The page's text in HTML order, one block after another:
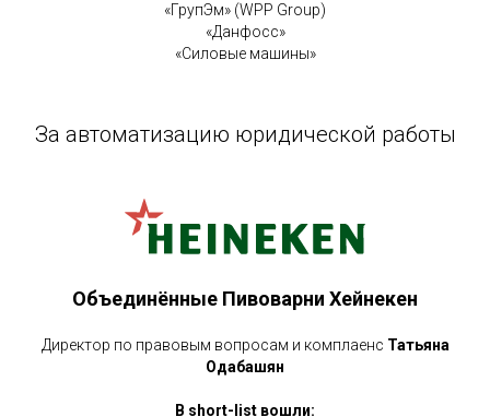
«ГрупЭм» (WPP Group)
«Данфосс»
«Силовые машины»
За автоматизацию юридической работы
Объединённые Пивоварни Хейнекен
Директор по правовым вопросам и комплаенс Татьяна
Одабашян
В short-list вошли: